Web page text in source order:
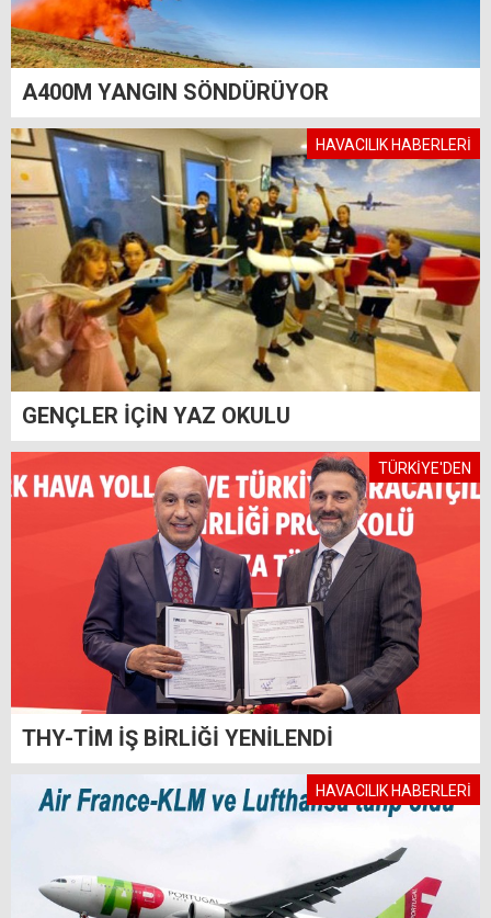
A400M YANGIN SÖNDÜRÜYOR
HAVACILIK HABERLERİ
GENÇLER İÇİN YAZ OKULU
TÜRKİYE'DEN
THY-TİM İŞ BİRLİĞİ YENİLENDİ
HAVACILIK HABERLERİ